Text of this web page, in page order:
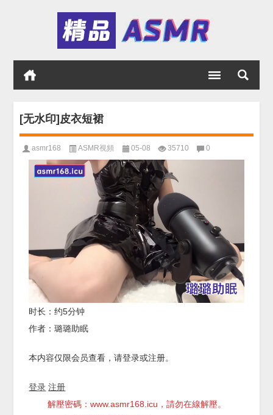
[无水印]皮衣短裙
asmr168 ASMR視頻 05-08 35710 0
时长：约5分钟
作者：璐璐助眠
本内容仅限会员查看，请登录或注册。
登录 注册
解壓密碼：www.asmr168.icu，請勿在線解壓。